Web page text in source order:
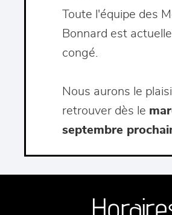
Toute l'équipe des
Bonnard est
congé.
Nous aurons le
retrouver dès le
septembre